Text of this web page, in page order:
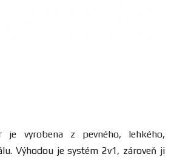
je vyrobena z pevného, lehkého,
Výhodou je systém 2v1, zároveň ji